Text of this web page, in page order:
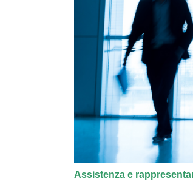
Assistenza e